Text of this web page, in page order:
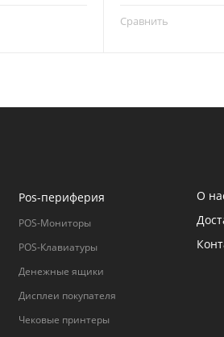
Сравнить
Pos-периферия
POS-Мониторы
POS-Клавиатуры
Денежные ящики
Дисплеи покупателя
Чековые принтеры
О